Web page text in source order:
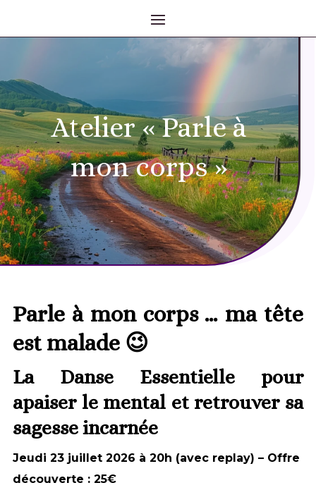
Atelier « Parle à
mon corps »
Parle à mon corps … ma tête
est malade 😉
La Danse Essentielle pour
apaiser le mental et retrouver sa
sagesse incarnée
Jeudi 23 juillet 2026 à 20h (avec replay) – Offre
découverte : 25€